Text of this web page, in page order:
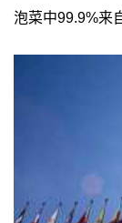
泡菜中99.9%来